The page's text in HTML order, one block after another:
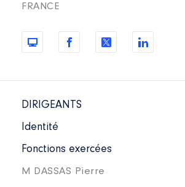
FRANCE
DIRIGEANTS
Identité
Fonctions exercées
M DASSAS Pierre